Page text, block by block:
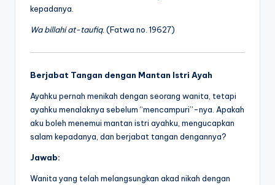
kepadanya.
Wa billahi at-taufiq. (Fatwa no. 19627)
Berjabat Tangan dengan Mantan Istri Ayah
Ayahku pernah menikah dengan seorang wanita, tetapi
ayahku menalaknya sebelum “mencampuri”-nya. Apakah
aku boleh menemui mantan istri ayahku, mengucapkan
salam kepadanya, dan berjabat tangan dengannya?
Jawab:
Wanita yang telah melangsungkan akad nikah dengan